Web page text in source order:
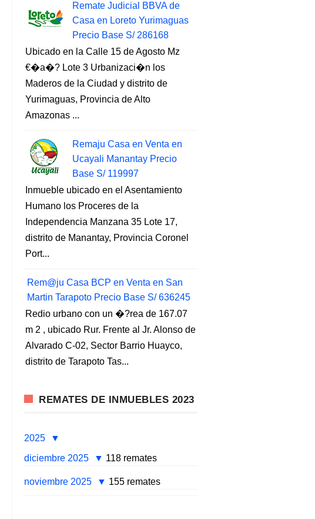
Remate Judicial BBVA de
Casa en Loreto Yurimaguas
Precio Base S/ 286168
Ubicado en la Calle 15 de Agosto Mz
€�a�? Lote 3 Urbanizaci�n los
Maderos de la Ciudad y distrito de
Yurimaguas, Provincia de Alto
Amazonas ...
Remaju Casa en Venta en
Ucayali Manantay Precio
Base S/ 119997
Inmueble ubicado en el Asentamiento
Humano los Proceres de la
Independencia Manzana 35 Lote 17,
distrito de Manantay, Provincia Coronel
Port...
Rem@ju Casa BCP en Venta en San
Martin Tarapoto Precio Base S/ 636245
Redio urbano con un �?rea de 167.07
m 2 , ubicado Rur. Frente al Jr. Alonso de
Alvarado C-02, Sector Barrio Huayco,
distrito de Tarapoto Tas...
REMATES DE INMUEBLES 2023
2025
diciembre 2025
118 remates
noviembre 2025 155 remates